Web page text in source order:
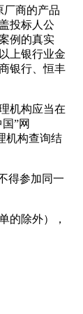
厂商的产品
投标人公
例的真实
上银行业金
银行、恒丰
机构应当在
”网
机构查询结
得参加同一
的除外），